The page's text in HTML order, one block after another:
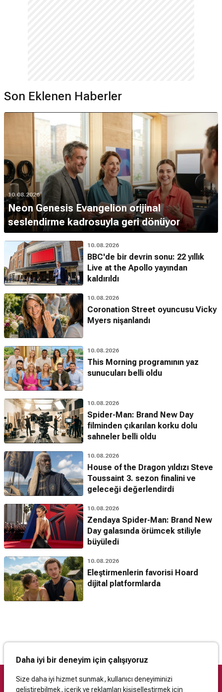
Son Eklenen Haberler
10.08.2026
Neon Genesis Evangelion orijinal
seslendirme kadrosuyla geri dönüyor
10.08.2026
BBC'de bir devrin sonu: 22 yıllık
Live at the Apollo yayından
kaldırıldı
10.08.2026
Coronation Street oyuncusu Vicky
Myers nişanlandı
10.08.2026
This Morning programının yaz
sunucuları belli oldu
10.08.2026
Spider-Man: Brand New Day
filminden çıkarılan korku dolu
sahneler belli oldu
10.08.2026
House of the Dragon yıldızı Steve
Toussaint 3. sezon finalini ve
geleceği değerlendirdi
10.08.2026
Zendaya Spider-Man: Brand New
Day galasında örümcek stiliyle
büyüledi
10.08.2026
Eleştirmenlerin favorisi Hoard
dijital platformlarda
Daha iyi bir deneyim için çalışıyoruz
Size daha iyi hizmet sunmak, kullanıcı deneyiminizi
geliştirebilmek, içerik ve reklamları kişiselleştirmek için